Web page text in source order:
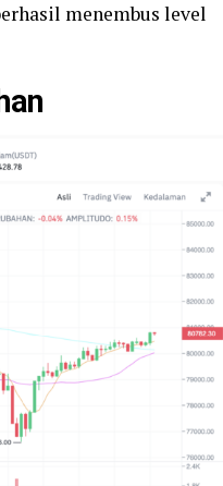
menembus level